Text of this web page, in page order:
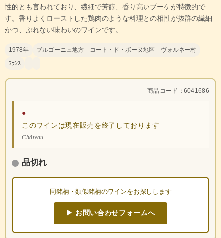
性的とも言われており、繊細で芳醇、香り高いブーケが特徴的で
す。香りよくローストした鶏肉のような料理との相性が抜群の繊細
かつ、ぶれない味わいのワインです。
1978年
ブルゴーニュ地方 コート・ド・ボーヌ地区 ヴォルネー村
ﾌﾗﾝｽ
商品コード：6041686
●
このワインは現在販売を終了しております
Château
品切れ
同銘柄・類似銘柄のワインをお探しします
▶ お問い合わせフォームへ